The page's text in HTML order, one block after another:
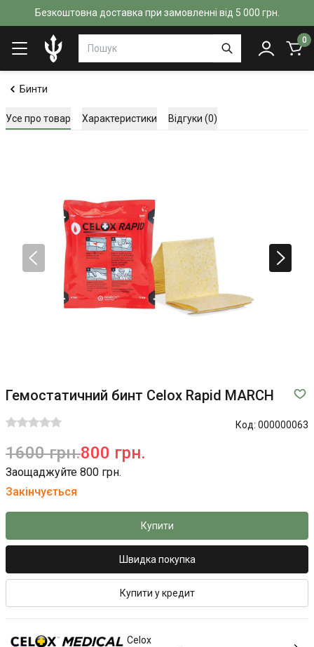
Безкоштовна доставка при замовленні від 5 000 грн.
0
Бинти
Усе про товар Характеристики Відгуки (0)
Гемостатичний бинт Celox Rapid MARCH
Код: 000000063
1600 грн.800 грн.
Заощаджуйте 800 грн.
Закінчується
Купити
Швидка покупка
Купити у кредит
Celox